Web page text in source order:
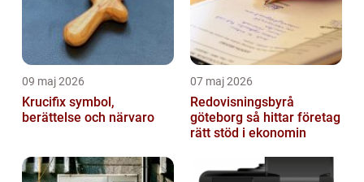
09 maj 2026
Krucifix symbol,
berättelse och närvaro
07 maj 2026
Redovisningsbyrå
göteborg så hittar företag
rätt stöd i ekonomin